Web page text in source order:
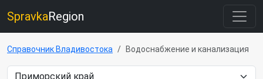
SpravkaRegion
Справочник Владивостока Водоснабжение и канализация